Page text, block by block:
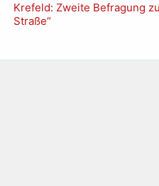
Krefeld: Zweite Befragung
Straße“